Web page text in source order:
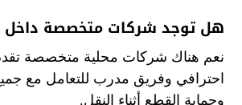
هل توجد شركات متخصصة داخل
نعم هناك شركات محلية متخصصة
احترافي وفريق مدرب للتعامل مع جميع
وحماية القطع أثناء النقل.